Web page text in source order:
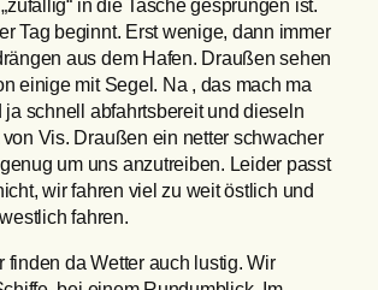
in die Tasche gesprungen ist.
Tag beginnt. Erst wenige, dann immer
aus dem Hafen. Draußen sehen
einige mit Segel. Na , das mach ma
ja schnell abfahrtsbereit und dieseln
Vis. Draußen ein netter schwacher
um uns anzutreiben. Leider passt
wir fahren viel zu weit östlich und
fahren.
finden da Wetter auch lustig. Wir